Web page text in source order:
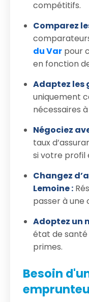
compétitifs.
Comparez
du Var pour
en fonction
Adaptez les
uniquement
nécessaires
Négociez
taux
si votre profil
Changez
Lemoine :
passer à une
Adoptez un
état de
primes.
Besoin